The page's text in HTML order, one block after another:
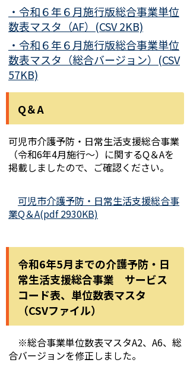
・令和６年６月施行版総合事業単位
数表マスタ（AF）(CSV 2KB)
・令和６年６月施行版総合事業単位
数表マスタ（総合バージョン）(CSV
57KB)
Q＆A
可児市介護予防・日常生活支援総合事業
（令和6年4月施行～）に関するQ＆Aを
掲載しましたので、ご確認ください。
可児市介護予防・日常生活支援総合事
業Q＆A(pdf 2930KB)
令和6年5月までの介護予防・日
常生活支援総合事業 サービス
コード表、単位数表マスタ
（CSVファイル）
※総合事業単位数表マスタA2、A6、総
合バージョンを修正しました。